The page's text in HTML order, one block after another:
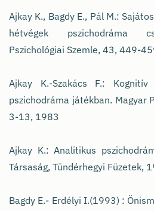
Ajkay K., Bagdy E., Pál M.:
hétvégek pszichodráma
Pszichológiai Szemle, 43, 449-
Ajkay K.-Szakács F.:
pszichodráma játékban. Magyar
3-13, 1983
Ajkay K.: Analitikus
Társaság, Tündérhegyi Füzetek,
Bagdy E.- Erdélyi I.(1993) :